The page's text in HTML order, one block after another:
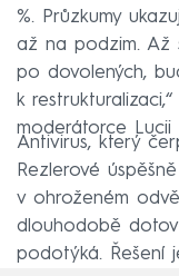
%. Průzkumy
až na podzim. Až
po dovolených,
k
moderátorce Lucii
Antivirus, který
Rezlerové
v ohroženém
dlouhodobě
podotýká. Řešení